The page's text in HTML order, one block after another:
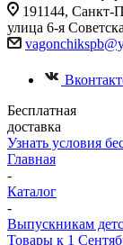
191144, Санкт-
улица 6-я
Бесплатная
доставка
Узнать условия
Главная
-
Каталог
-
Выпускникам
Товары к 1